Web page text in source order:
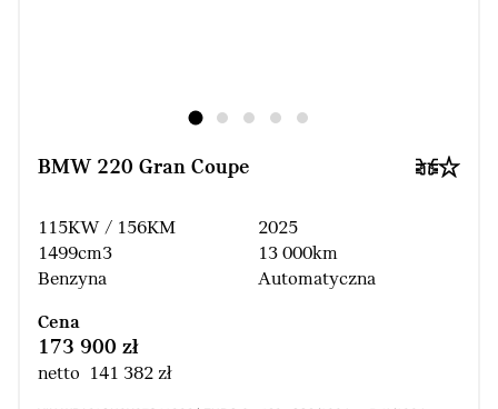
BMW 220 Gran Coupe
115KW / 156KM
1499cm3
Benzyna
2025
13 000km
Automatyczna
Cena
173 900 zł
netto 141 382 zł